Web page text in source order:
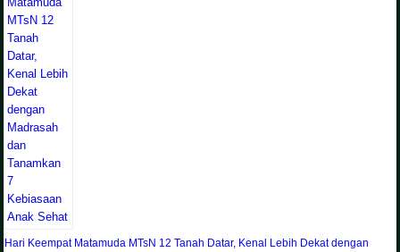
Hari Keempat Matamuda MTsN 12 Tanah Datar, Kenal Lebih Dekat dengan